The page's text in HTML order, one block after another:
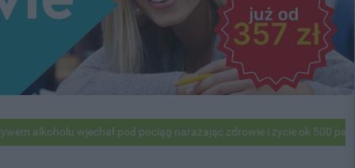
wjechał pod pociąg narażając zdrowie i życie ok 500 pasażerów! PKP